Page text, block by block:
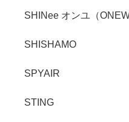
SHINee オンユ（ONEW
SHISHAMO
SPYAIR
STING